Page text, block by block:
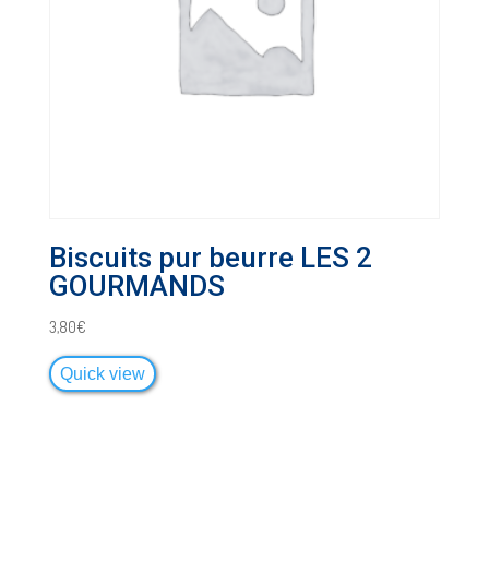
Biscuits pur beurre LES 2
GOURMANDS
3,80€
Quick view